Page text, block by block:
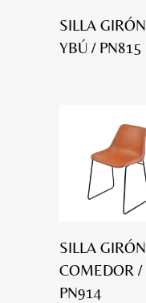
SILLA GIRÓN
YBÚ / PN815
SILLA GIRÓN
COMEDOR /
PN914